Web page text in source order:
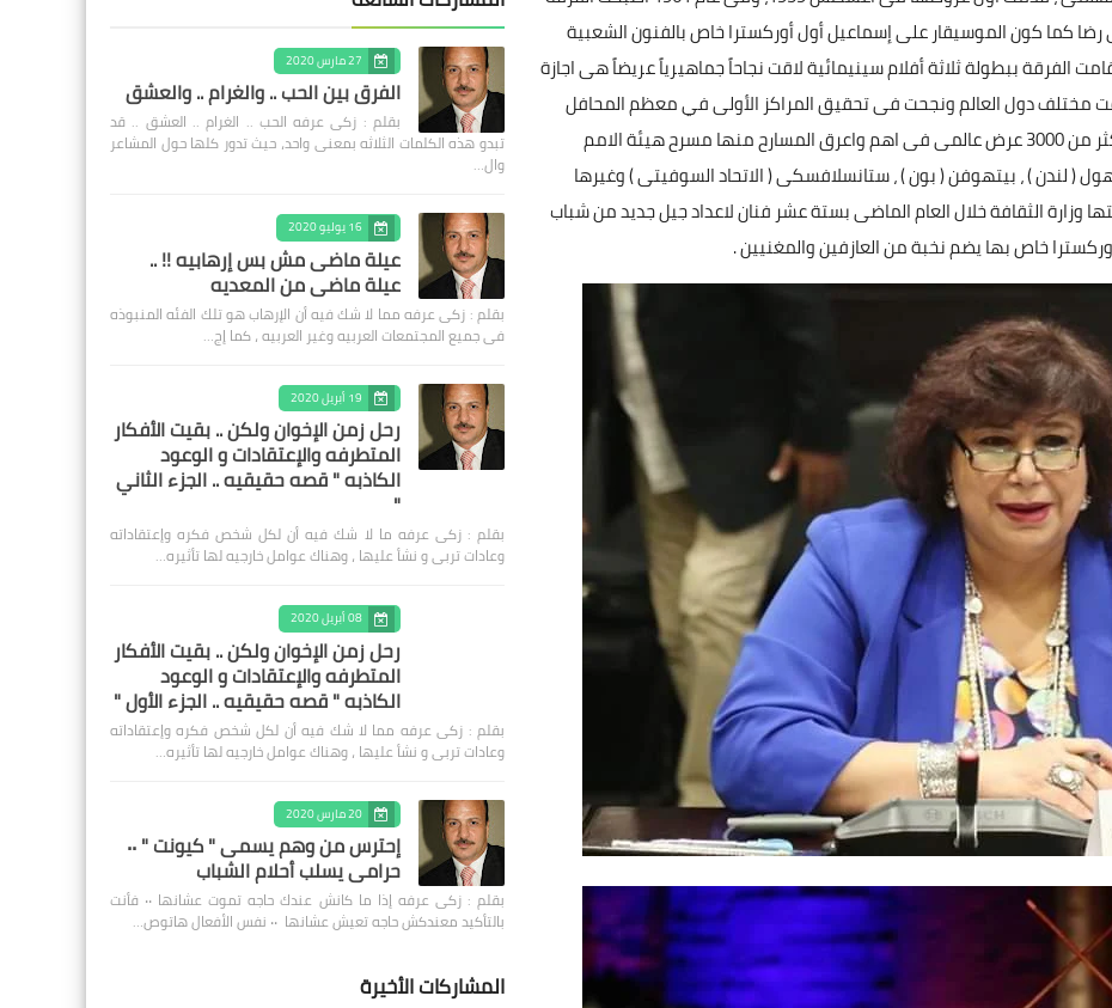
كما كون الموسيقار على إسماعيل أول أوركسترا خاص بالفنون الشعبية
الفرقة ببطولة ثلاثة أفلام سينيمائية لاقت نجاحاً جماهيرياً عريضاً هى اجازة
مختلف دول العالم ونجحت فى تحقيق المراكز الأولى في معظم المحافل
والمهرجانات الدولية التى مثلت مصر خلالها ، قدمت أكثر من 3000 عرض عالمى فى اهم واعرق المسارح منها مسرح هيئة الامم
هول ( لندن ) ، بيتهوفن ( بون ) ، ستانسلافسكى ( الاتحاد السوفيتى ) وغيرها
وزارة الثقافة خلال العام الماضى بستة عشر فنان لاعداد جيل جديد من شباب
خاص بها يضم نخبة من العازفين والمغنيين .
27 مارس 2020
الفرق بين الحب .. والغرام .. والعشق
بقلم : زكى عرفه الحب .. الغرام .. العشق .. قد
تبدو هذه الكلمات الثلاثه بمعنى واحد، حيث تدور كلها حول المشاعر
وال…
16 يوليو 2020
عيلة ماضى مش بس إرهابيه !! ..
عيلة ماضى من المعديه
بقلم : زكى عرفه مما لا شك فيه أن الإرهاب هو تلك الفئه المنبوذه
فى جميع المجتمعات العربيه وغير العربيه ، كما إج…
19 أبريل 2020
رحل زمن الإخوان ولكن .. بقيت الأفكار
المتطرفه والإعتقادات و الوعود
الكاذبه " قصه حقيقيه .. الجزء الثاني
"
بقلم : زكى عرفه ‎ما لا شك فيه أن لكل شخص فكره وإعتقاداته
وعادات تربى و نشأ عليها ، وهناك عوامل خارجيه لها تأثيره…
08 أبريل 2020
رحل زمن الإخوان ولكن .. بقيت الأفكار
المتطرفه والإعتقادات و الوعود
الكاذبه " قصه حقيقيه .. الجزء الأول "
بقلم : زكى عرفه مما لا شك فيه أن لكل شخص فكره وإعتقاداته
وعادات تربى و نشأ عليها ، وهناك عوامل خارجيه لها تأثيره…
20 مارس 2020
إحترس من وهم يسمى " كيونت " ٠٠
حرامى يسلب أحلام الشباب
بقلم : زكى عرفه ‎إذا ما كانش عندك حاجه تموت عشانها ٠٠ فأنت
بالتأكيد معندكش حاجه تعيش عشانها ٠٠ نفس الأفعال هاتوص…
المشاركات الأخيرة